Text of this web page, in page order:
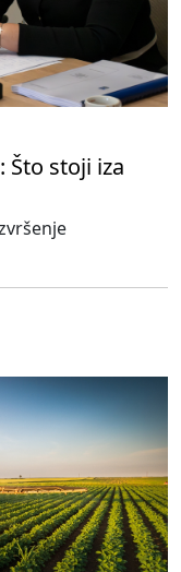
Što stoji iza